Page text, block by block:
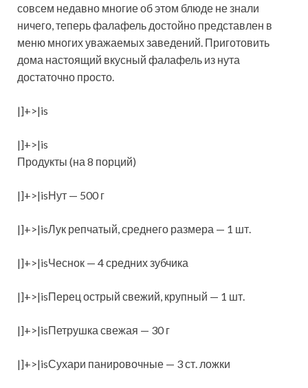
совсем недавно многие об этом блюде не знали
ничего, теперь фалафель достойно представлен в
меню многих уважаемых заведений. Приготовить
дома настоящий вкусный фалафель из нута
достаточно просто.
|]+>|is
|]+>|is
Продукты (на 8 порций)
|]+>|isНут — 500 г
|]+>|isЛук репчатый, среднего размера — 1 шт.
|]+>|isЧеснок — 4 средних зубчика
|]+>|isПерец острый свежий, крупный — 1 шт.
|]+>|isПетрушка свежая — 30 г
|]+>|isСухари панировочные — 3 ст. ложки